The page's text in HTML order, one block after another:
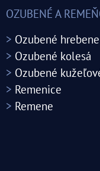
OZUBENÉ A
> Ozubené hrebene
> Ozubené kolesá
> Ozubené
> Remenice
> Remene